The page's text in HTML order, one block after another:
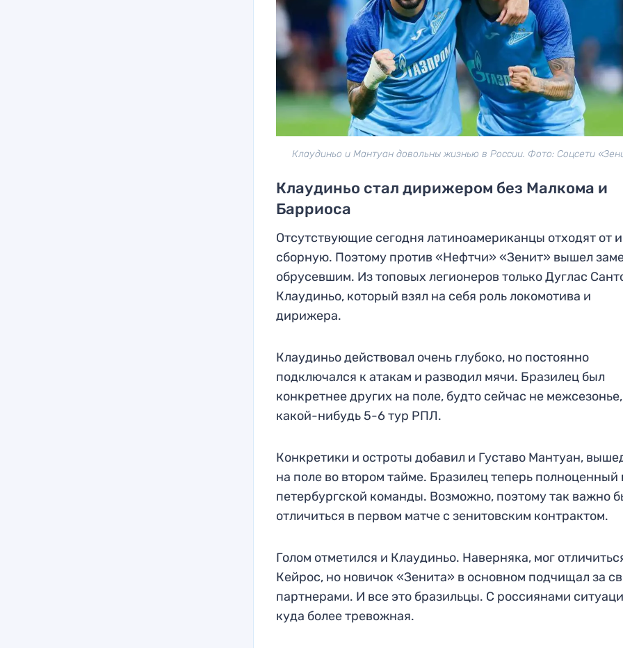
Клаудиньо и Мантуан довольны жизнью в России. Фото: Соцсети
Клаудиньо стал дирижером без Малкома и
Барриоса
Отсутствующие сегодня латиноамериканцы отходят от
сборную. Поэтому против «Нефтчи» «Зенит» вышел
обрусевшим. Из топовых легионеров только Дуглас
Клаудиньо, который взял на себя роль локомотива и
дирижера.
Клаудиньо действовал очень глубоко, но постоянно
подключался к атакам и разводил мячи. Бразилец был
конкретнее других на поле, будто сейчас не
какой-нибудь 5-6 тур РПЛ.
Конкретики и остроты добавил и Густаво Мантуан,
на поле во втором тайме. Бразилец теперь полноценный
петербургской команды. Возможно, поэтому так важно
отличиться в первом матче с зенитовским контрактом.
Голом отметился и Клаудиньо. Наверняка, мог
Кейрос, но новичок «Зенита» в основном подчищал за
партнерами. И все это бразильцы. С россиянами
куда более тревожная.